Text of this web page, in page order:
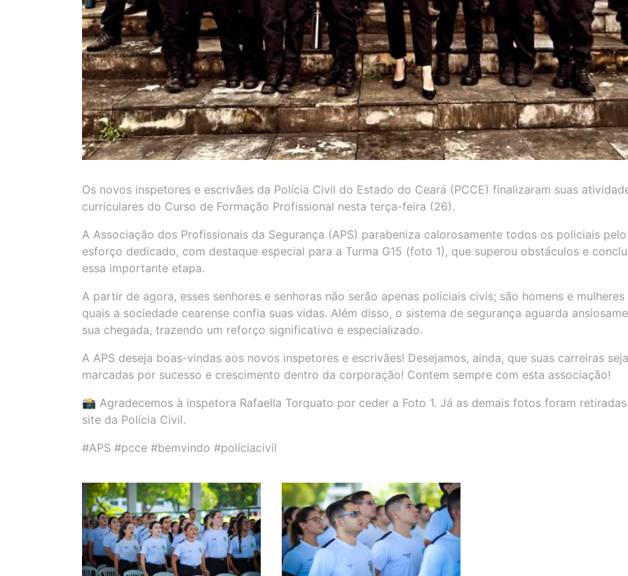
Os novos inspetores e escrivães da Polícia Civil do Estado do Ceará (PCCE) finalizaram suas
curriculares do Curso de Formação Profissional nesta terça-feira (26).
A Associação dos Profissionais da Segurança (APS) parabeniza calorosamente todos os policiais pelo
esforço dedicado, com destaque especial para a Turma G15 (foto 1), que superou obstáculos e
essa importante etapa.
A partir de agora, esses senhores e senhoras não serão apenas policiais civis; são homens e mulheres
quais a sociedade cearense confia suas vidas. Além disso, o sistema de segurança aguarda
sua chegada, trazendo um reforço significativo e especializado.
A APS deseja boas-vindas aos novos inspetores e escrivães! Desejamos, ainda, que suas carreiras
marcadas por sucesso e crescimento dentro da corporação! Contem sempre com esta associação!
📸 Agradecemos à inspetora Rafaella Torquato por ceder a Foto 1. Já as demais fotos foram
site da Polícia Civil.
#APS #pcce #bemvindo #políciacivil